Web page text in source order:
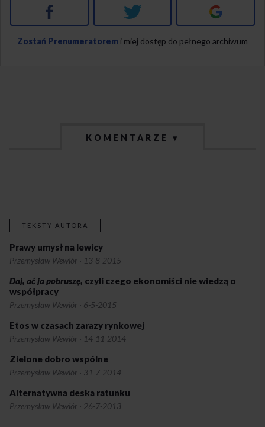
Facebook Twitter Google+
Zostań Prenumeratorem i miej dostęp do pełnego archiwum
KOMENTARZE ▾
TEKSTY AUTORA
Prawy umysł na lewicy
Przemysław Wewiór · 13-8-2015
Daj, ać ja pobruszę, czyli czego ekonomiści nie wiedzą o
współpracy
Przemysław Wewiór · 6-5-2015
Etos w czasach zarazy rynkowej
Przemysław Wewiór · 14-11-2014
Zielone dobro wspólne
Przemysław Wewiór · 31-7-2014
Alternatywna deska ratunku
Przemysław Wewiór · 26-7-2013